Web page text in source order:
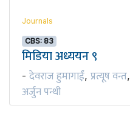
Journals
CBS: 83
मिडिया अध्ययन ९
- देवराज हुमागाईं, प्रत्यूष वन्त,
अर्जुन पन्थी